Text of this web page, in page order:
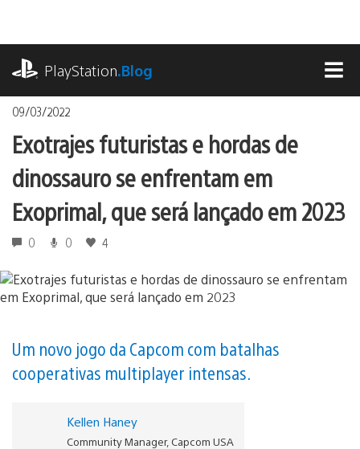
o
conteúdo
PlayStation.Blog
09/03/2022
Exotrajes futuristas e hordas de
dinossauro se enfrentam em
Exoprimal, que será lançado em 2023
0 0 4
Um novo jogo da Capcom com batalhas
cooperativas multiplayer intensas.
Kellen Haney
Community Manager, Capcom USA